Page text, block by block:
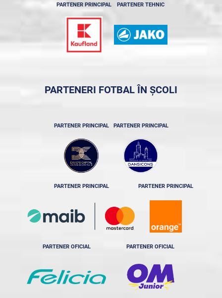
PARTENER PRINCIPAL PARTENER TEHNIC
PARTENERI FOTBAL ÎN ȘCOLI
PARTENER PRINCIPAL PARTENER PRINCIPAL
PARTENER PRINCIPAL PARTENER PRINCIPAL
PARTENER OFICIAL PARTENER OFICIAL